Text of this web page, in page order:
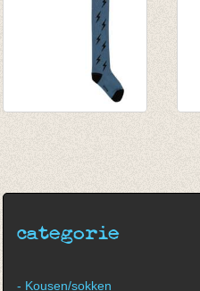
categorie
- Kousen/sokken